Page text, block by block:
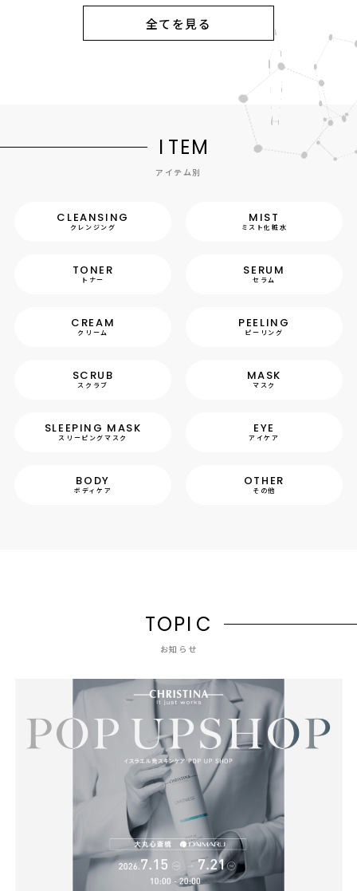
全てを見る
I TEM
アイテム別
CLEANSING
クレンジング
MIST
ミスト化粧水
TONER
トナー
SERUM
セラム
CREAM
クリーム
PEELING
ピーリング
SCRUB
スクラブ
MASK
マスク
SLEEPING MASK
スリーピングマスク
EYE
アイケア
BODY
ボディケア
OTHER
その他
TOPI C
お知らせ